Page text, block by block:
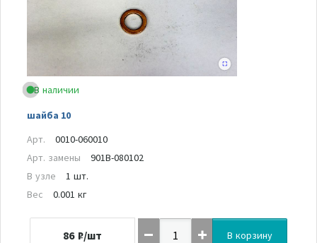
В наличии
шайба 10
Арт.
0010-060010
Арт. замены
901B-080102
В узле
1 шт.
Вес
0.001 кг
86 ₽/шт В корзину